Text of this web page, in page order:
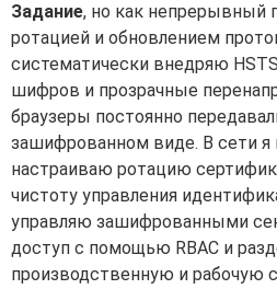
Задание, но как непрерывный
ротацией и обновлением
систематически внедряю
шифров и прозрачные
браузеры постоянно
зашифрованном виде. В сети я
настраиваю ротацию
чистоту управления
управляю зашифрованными
доступ с помощью RBAC и
производственную и рабочую